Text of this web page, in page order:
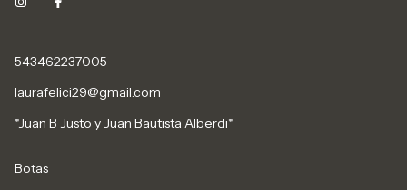
543462237005
laurafelici29@gmail.com
*Juan B Justo y Juan Bautista Alberdi*
Botas